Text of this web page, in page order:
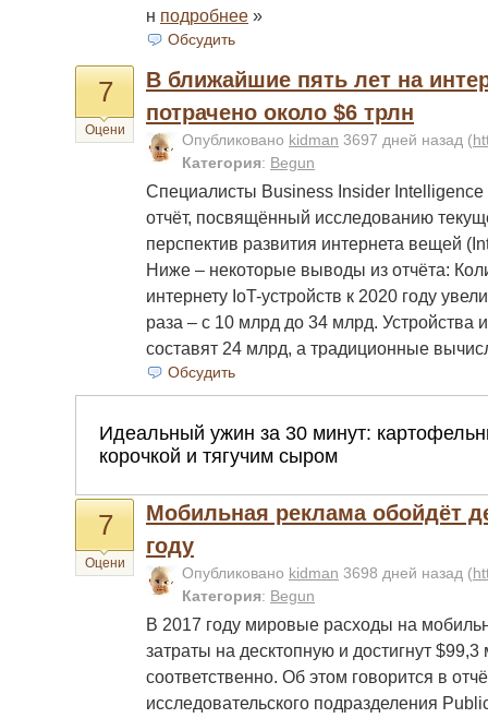
н подробнее »
Обсудить
7
Оцени
В ближайшие пять лет на
потрачено около $6 трлн
Опубликовано kidman 3697 дней назад (
Категория: Begun
Специалисты Business Insider
отчёт, посвящённый исследованию
перспектив развития интернета вещей
Ниже – некоторые выводы из отчёта:
интернету IoT-устройств к 2020 году
раза – с 10 млрд до 34 млрд. Устройства
составят 24 млрд, а традиционные
Обсудить
7
Оцени
Мобильная реклама обойдёт
году
Опубликовано kidman 3698 дней назад (
Категория: Begun
В 2017 году мировые расходы на
затраты на десктопную и достигнут
соответственно. Об этом говорится в
исследовательского подразделения